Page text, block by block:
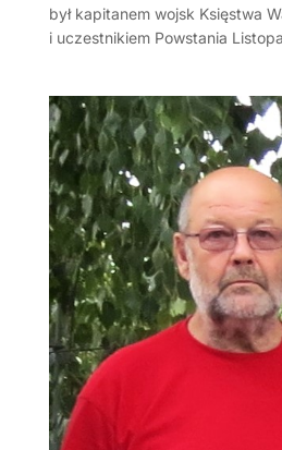
był kapitanem wojsk Księstwa
i uczestnikiem Powstania